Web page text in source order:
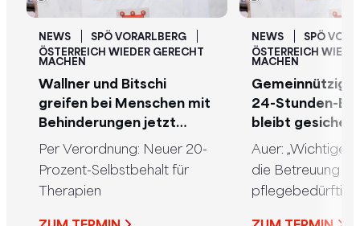
NEWS
SPÖ VORARLBERG
ÖSTERREICH WIEDER GERECHT
MACHEN
Wallner und Bitschi
greifen bei Menschen mit
Behinderungen jetzt
direkt in die Geldtasche
Per Verordnung: Neuer 20-
Prozent-Selbstbehalt für
Therapien
NEWS
SPÖ
ÖSTERREICH
MACHEN
24-Stunden-
bleibt gesichert
Auer: „Wichtiger
die Betreuung